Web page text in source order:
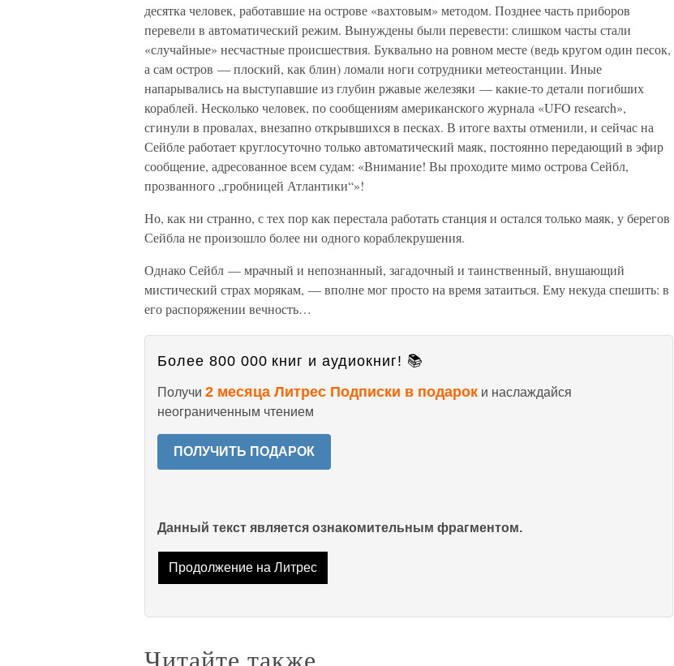
десятка человек, работавшие на острове «вахтовым» методом. Позднее часть приборов
перевели в автоматический режим. Вынуждены были перевести: слишком часты стали
«случайные» несчастные происшествия. Буквально на ровном месте (ведь кругом один песок,
а сам остров — плоский, как блин) ломали ноги сотрудники метеостанции. Иные
напарывались на выступавшие из глубин ржавые железяки — какие-то детали погибших
кораблей. Несколько человек, по сообщениям американского журнала «UFO research»,
сгинули в провалах, внезапно открывшихся в песках. В итоге вахты отменили, и сейчас на
Сейбле работает круглосуточно только автоматический маяк, постоянно передающий в эфир
сообщение, адресованное всем судам: «Внимание! Вы проходите мимо острова Сейбл,
прозванного „гробницей Атлантики“»!
Но, как ни странно, с тех пор как перестала работать станция и остался только маяк, у берегов
Сейбла не произошло более ни одного кораблекрушения.
Однако Сейбл — мрачный и непознанный, загадочный и таинственный, внушающий
мистический страх морякам, — вполне мог просто на время затаиться. Ему некуда спешить: в
его распоряжении вечность…
Более 800 000 книг и аудиокниг! 📚
Получи 2 месяца Литрес Подписки в подарок и наслаждайся
неограниченным чтением
ПОЛУЧИТЬ ПОДАРОК
Данный текст является ознакомительным фрагментом.
Продолжение на Литрес